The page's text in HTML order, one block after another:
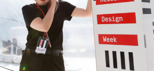
Design Weekly.
ja ilmiöitä muotoilusta